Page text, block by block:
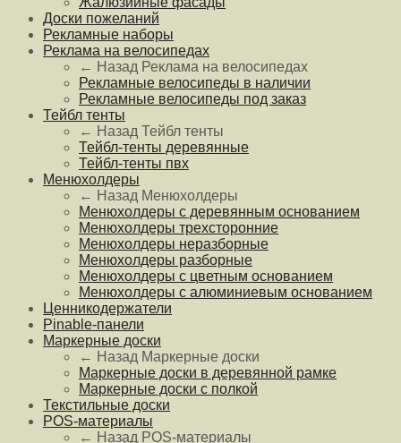
Доски пожеланий
Рекламные наборы
Реклама на велосипедах
← Назад Реклама на велосипедах
Рекламные велосипеды в наличии
Рекламные велосипеды под заказ
Тейбл тенты
← Назад Тейбл тенты
Тейбл-тенты деревянные
Тейбл-тенты пвх
Менюхолдеры
← Назад Менюхолдеры
Менюхолдеры с деревянным основанием
Менюхолдеры трехсторонние
Менюхолдеры неразборные
Менюхолдеры разборные
Менюхолдеры с цветным основанием
Менюхолдеры с алюминиевым основанием
Ценникодержатели
Pinable-панели
Маркерные доски
← Назад Маркерные доски
Маркерные доски в деревянной рамке
Маркерные доски с полкой
Текстильные доски
POS-материалы
← Назад POS-материалы